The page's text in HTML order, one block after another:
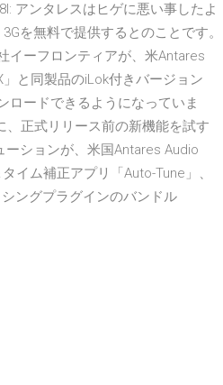
アンタレスはヒゲに悪い事したよ
を無料で提供するとのことです。
イーフロンティアが、米Antares
と同製品のiLok付きバージョン
ロードできるようになっていま
、正式リリース前の新機能を試す
ーションが、米国Antares Audio
イム補正アプリ「Auto-Tune」、
ングプラグインのバンドル